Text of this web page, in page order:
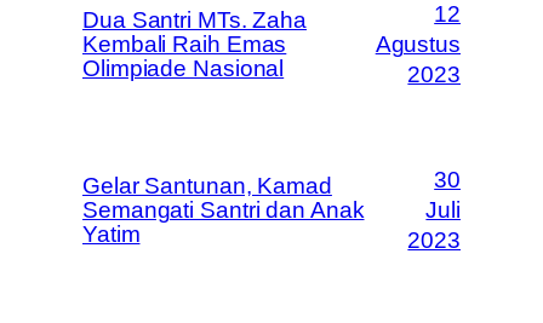
Dua Santri MTs. Zaha
Kembali Raih Emas
Olimpiade Nasional
12
Agustus
2023
Gelar Santunan, Kamad
Semangati Santri dan Anak
Yatim
30
Juli
2023